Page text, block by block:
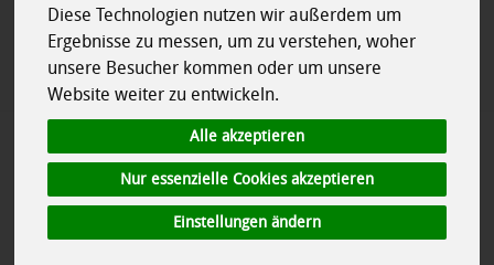
Diese Technologien nutzen wir außerdem um
Ergebnisse zu messen, um zu verstehen, woher
unsere Besucher kommen oder um unsere
Website weiter zu entwickeln.
Alle akzeptieren
Nur essenzielle Cookies akzeptieren
Einstellungen ändern
Das von Ihnen gesuchte Produkt ist leider zur Zeit nicht
verfügbar.
Alle Preise in Euro (€) inkl. gesetzlicher Mehrwertsteuer, zuzüglich
Versandkosten, Pfand und optionaler Servicegebühren. Weitere
Informationen finden Siehier.